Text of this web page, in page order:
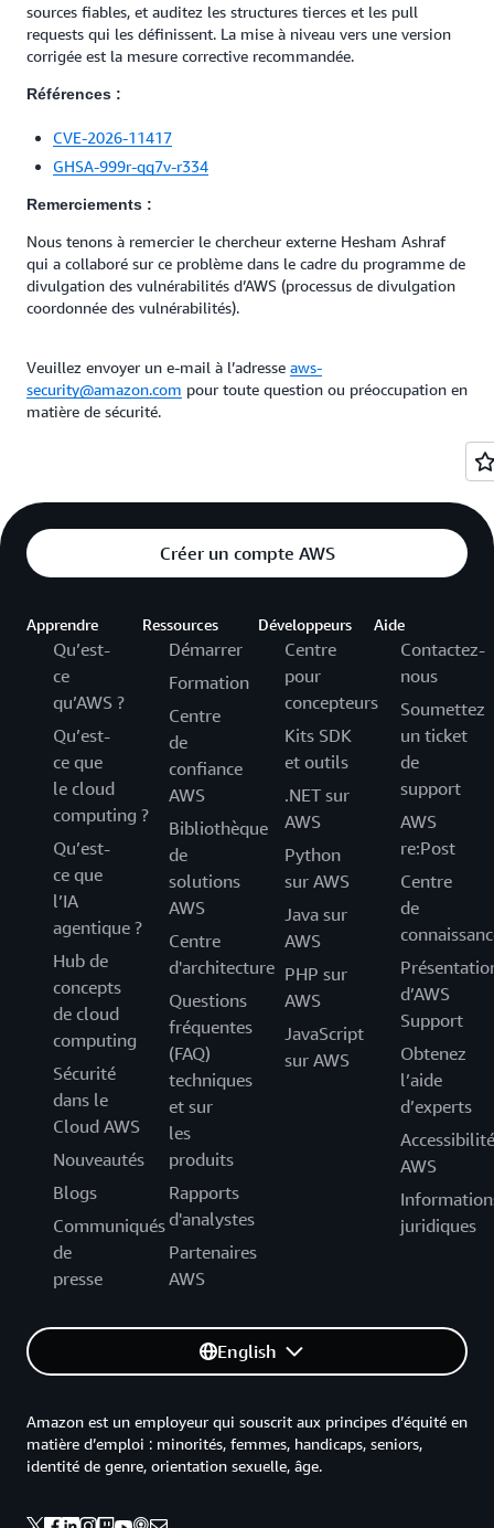
sources fiables, et auditez les structures tierces et les pull
requests qui les définissent. La mise à niveau vers une version
corrigée est la mesure corrective recommandée.
Références :
CVE-2026-11417
GHSA-999r-qq7v-r334
Remerciements :
Nous tenons à remercier le chercheur externe Hesham Ashraf
qui a collaboré sur ce problème dans le cadre du programme de
divulgation des vulnérabilités d’AWS (processus de divulgation
coordonnée des vulnérabilités).
Veuillez envoyer un e‑mail à l’adresse aws-
security@amazon.com pour toute question ou préoccupation en
matière de sécurité.
Créer un compte AWS
Apprendre
Qu’est-
ce
qu’AWS ?
Qu’est-
ce que
le cloud
computing ?
Qu’est-
ce que
l’IA
agentique ?
Hub de
concepts
de cloud
computing
Sécurité
dans le
Cloud AWS
Nouveautés
Blogs
Communiqués
de
presse
Ressources
Démarrer
Formation
Centre
de
confiance
AWS
Bibliothèque
de
solutions
AWS
Centre
d'architecture
Questions
fréquentes
(FAQ)
techniques
et sur
les
produits
Rapports
d'analystes
Partenaires
AWS
Développeurs
Centre
pour
concepteurs
Kits SDK
et outils
.NET sur
AWS
Python
sur AWS
Java sur
AWS
PHP sur
AWS
JavaScript
sur AWS
Aide
Contactez-
nous
Soumettez
un ticket
de
support
AWS
re:Post
Centre
de
d’AWS
Support
Obtenez
l’aide
d’experts
Accessibilité
AWS
juridiques
English
Amazon est un employeur qui souscrit aux principes d’équité en
matière d’emploi : minorités, femmes, handicaps, seniors,
identité de genre, orientation sexuelle, âge.